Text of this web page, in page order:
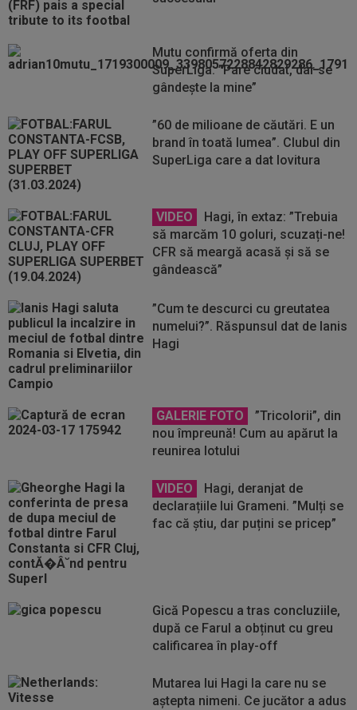
Mutu confirmă oferta din
SuperLiga. ”Pare ciudat, dar se
gândește la mine”
”60 de milioane de căutări. E un
brand în toată lumea”. Clubul din
SuperLiga care a dat lovitura
VIDEO
Hagi, în extaz: ”Trebuia
să marcăm 10 goluri, scuzați-ne!
CFR să meargă acasă și să se
gândească”
”Cum te descurci cu greutatea
numelui?”. Răspunsul dat de Ianis
Hagi
GALERIE FOTO
”Tricolorii”, din
nou împreună! Cum au apărut la
reunirea lotului
VIDEO
Hagi, deranjat de
declarațiile lui Grameni. ”Mulți se
fac că știu, dar puțini se pricep”
Gică Popescu a tras concluziile,
după ce Farul a obținut cu greu
calificarea în play-off
Mutarea lui Hagi la care nu se
aștepta nimeni. Ce jucător a adus